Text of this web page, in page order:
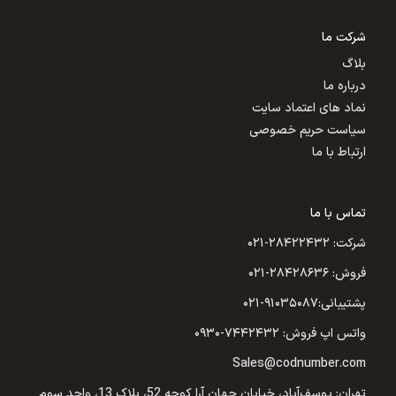
شرکت ما
بلاگ
درباره ما
نماد های اعتماد سایت
سیاست حریم خصوصی
ارتباط با ما
تماس با ما
شرکت: ۲۸۴۲۲۴۳۲-۰۲۱
فروش: ۲۸۴۲۸۶۳۶-۰۲۱
پشتیبانی:۹۱۰۳۵۰۸۷-۰۲۱
واتس اپ فروش: ۷۴۴۲۴۳۲-۰۹۳۰
Sales@codnumber.com